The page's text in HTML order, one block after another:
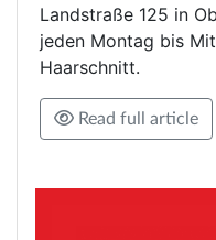
Landstraße 125 in
jeden Montag bis
Haarschnitt.
Read full article